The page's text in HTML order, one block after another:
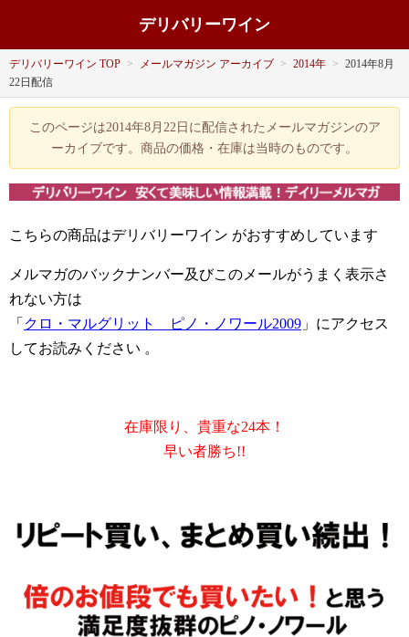
デリバリーワイン
デリバリーワイン TOP > メールマガジン アーカイブ > 2014年 > 2014年8月
22日配信
このページは2014年8月22日に配信されたメールマガジンのア
ーカイブです。商品の価格・在庫は当時のものです。
こちらの商品はデリバリーワイン がおすすめしています
メルマガのバックナンバー及びこのメールがうまく表示さ
れない方は
「 クロ・マルグリット ピノ・ノワール2009 」にアクセス
してお読みください 。
在庫限り、貴重な24本！
早い者勝ち!!